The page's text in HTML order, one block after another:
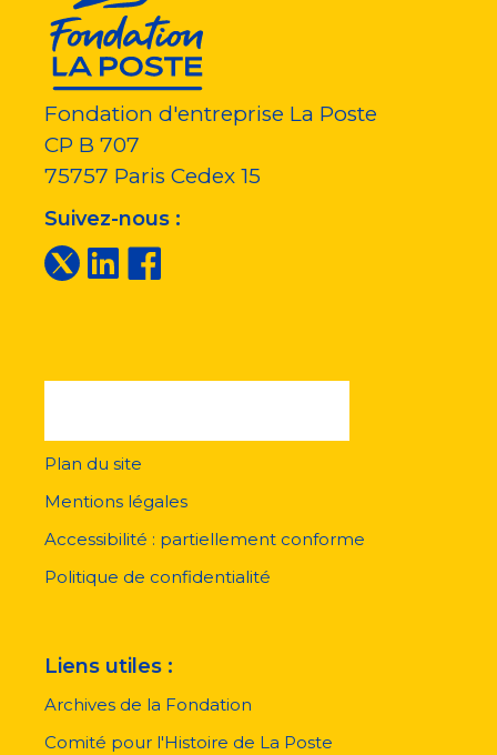
Fondation d'entreprise La Poste
CP B 707
75757 Paris Cedex 15
Suivez-nous :
pied
page
Plan du site
Mentions légales
Accessibilité : partiellement conforme
Politique de confidentialité
Liens utiles :
Archives de la Fondation
Comité pour l'Histoire de La Poste